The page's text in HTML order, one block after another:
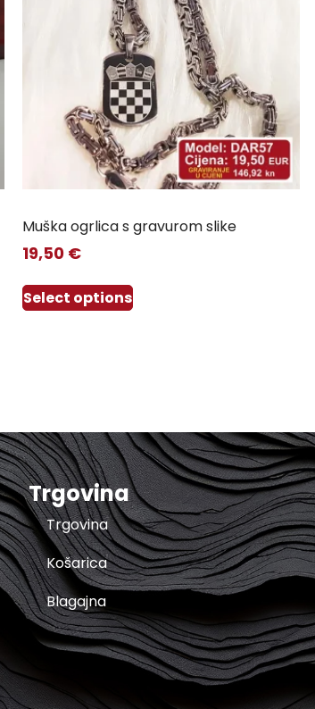
Muška ogrlica s gravurom slike
19,50 €
Select options
Trgovina
Trgovina
Košarica
Blagajna